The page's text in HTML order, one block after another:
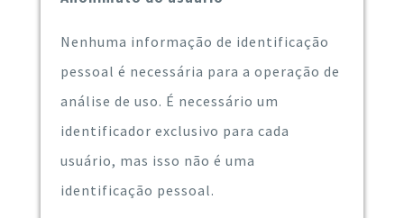
Nenhuma informação de identificação
pessoal é necessária para a operação de
análise de uso. É necessário um
identificador exclusivo para cada
usuário, mas isso não é uma
identificação pessoal.